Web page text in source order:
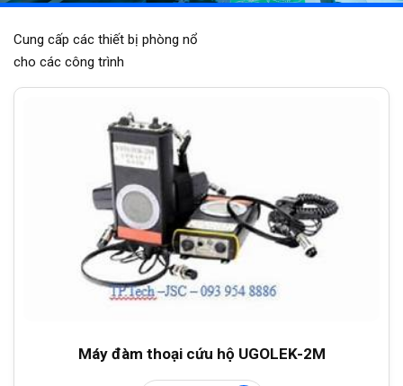
TRANG CHỦ
Thiết bị khí nén
Thiết bị thủy lực
Thiết bị an toàn
Thiết bị phòng nổ
Hỏi đáp
Cung cấp các thiết bị phòng nổ
cho các công trình
Máy đàm thoại cứu hộ UGOLEK-2M